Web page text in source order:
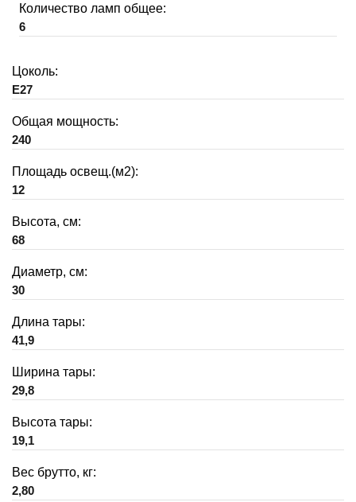
Количество ламп общее:
6
Цоколь:
E27
Общая мощность:
240
Площадь освещ.(м2):
12
Высота, см:
68
Диаметр, см:
30
Длина тары:
41,9
Ширина тары:
29,8
Высота тары:
19,1
Вес брутто, кг:
2,80